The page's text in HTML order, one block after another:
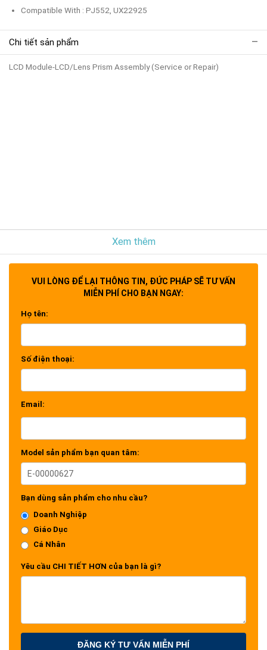
Compatible With : PJ552, UX22925
Chi tiết sản phẩm
LCD Module-LCD/Lens Prism Assembly (Service or Repair)
Xem thêm
VUI LÒNG ĐỂ LẠI THÔNG TIN, ĐỨC PHÁP SẼ TƯ VẤN
MIỄN PHÍ CHO BẠN NGAY:
Họ tên:
Số điện thoại:
Email:
Model sản phẩm bạn quan tâm:
Bạn dùng sản phẩm cho nhu cầu?
Doanh Nghiệp
Giáo Dục
Cá Nhân
Yêu cầu CHI TIẾT HƠN của bạn là gì?
ĐĂNG KÝ TƯ VẤN MIỄN PHÍ